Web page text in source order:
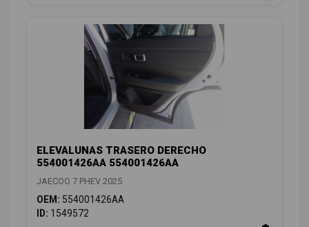
ELEVALUNAS TRASERO DERECHO
554001426AA 554001426AA
JAECOO 7 PHEV 2025
OEM: 554001426AA
ID: 1549572